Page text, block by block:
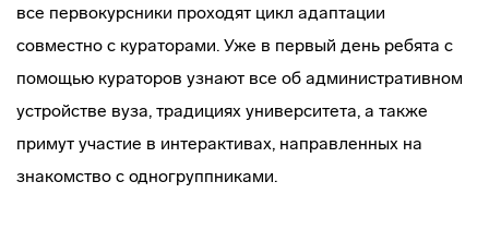
все первокурсники проходят цикл адаптации
совместно с кураторами. Уже в первый день ребята с
помощью кураторов узнают все об административном
устройстве вуза, традициях университета, а также
примут участие в интерактивах, направленных на
знакомство с одногруппниками.